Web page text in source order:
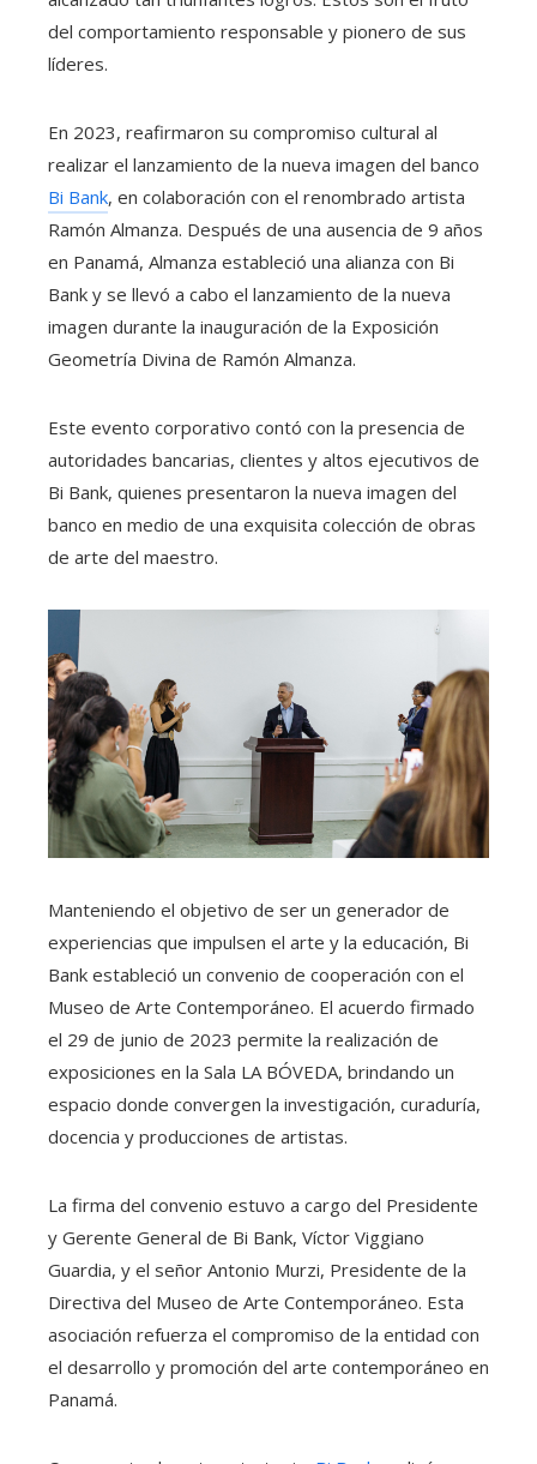
del comportamiento responsable y pionero de sus
líderes.
En 2023, reafirmaron su compromiso cultural al
realizar el lanzamiento de la nueva imagen del banco
Bi Bank, en colaboración con el renombrado artista
Ramón Almanza. Después de una ausencia de 9 años
en Panamá, Almanza estableció una alianza con Bi
Bank y se llevó a cabo el lanzamiento de la nueva
imagen durante la inauguración de la Exposición
Geometría Divina de Ramón Almanza.
Este evento corporativo contó con la presencia de
autoridades bancarias, clientes y altos ejecutivos de
Bi Bank, quienes presentaron la nueva imagen del
banco en medio de una exquisita colección de obras
de arte del maestro.
Manteniendo el objetivo de ser un generador de
experiencias que impulsen el arte y la educación, Bi
Bank estableció un convenio de cooperación con el
Museo de Arte Contemporáneo. El acuerdo firmado
el 29 de junio de 2023 permite la realización de
exposiciones en la Sala LA BÓVEDA, brindando un
espacio donde convergen la investigación, curaduría,
docencia y producciones de artistas.
La firma del convenio estuvo a cargo del Presidente
y Gerente General de Bi Bank, Víctor Viggiano
Guardia, y el señor Antonio Murzi, Presidente de la
Directiva del Museo de Arte Contemporáneo. Esta
asociación refuerza el compromiso de la entidad con
el desarrollo y promoción del arte contemporáneo en
Panamá.